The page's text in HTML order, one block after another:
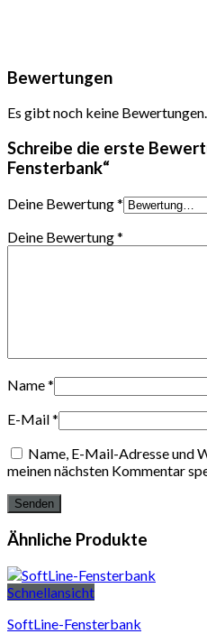
Bewertungen
Es gibt noch keine Bewertungen.
Schreibe die erste
Fensterbank“
Deine Bewertung*
Deine Bewertung*
Name*
E-Mail*
Name, E-Mail-Adresse und
meinen nächsten Kommentar
Ähnliche Produkte
Schnellansicht
SoftLine-Fensterbank